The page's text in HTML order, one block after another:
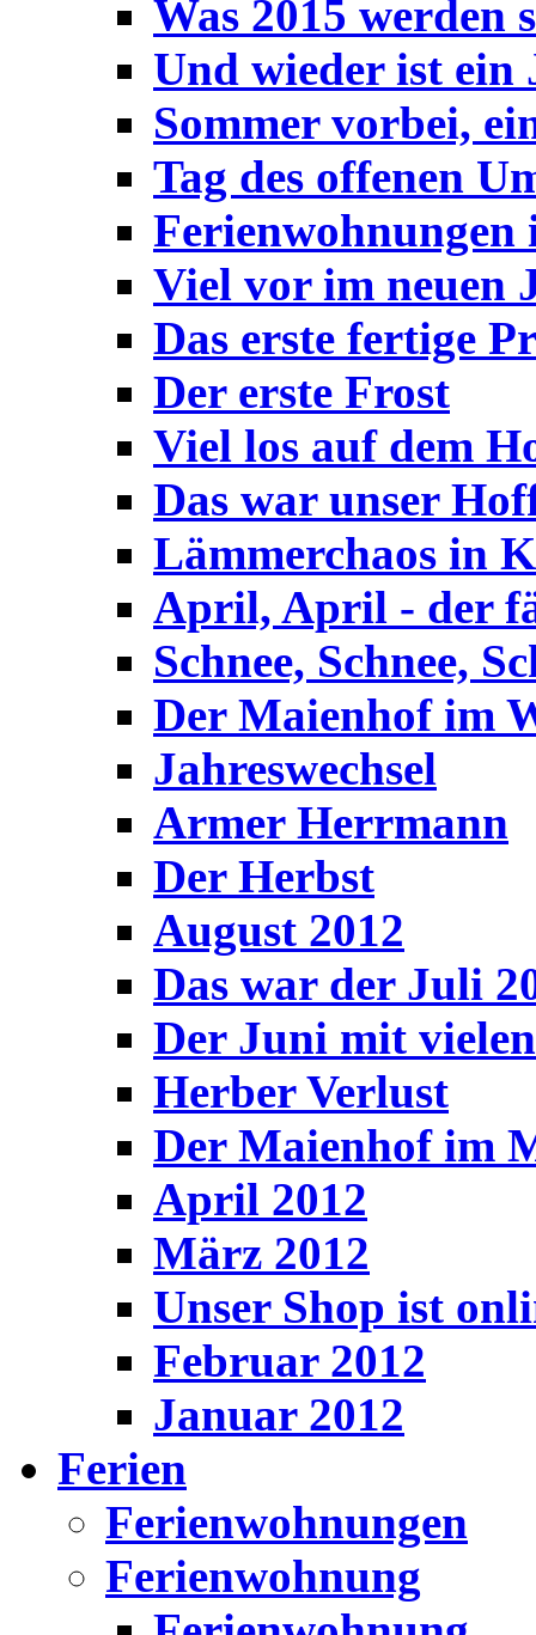
Was 2015 werden
Und wieder ist ein
Sommer vorbei,
Tag des offenen
Ferienwohnungen
Viel vor im neuen
Das erste fertige
Der erste Frost
Viel los auf dem
Das war unser
Lämmerchaos in
April, April - der
Schnee, Schnee,
Der Maienhof im
Jahreswechsel
Armer Herrmann
Der Herbst
August 2012
Das war der Juli
Der Juni mit
Herber Verlust
Der Maienhof im
April 2012
März 2012
Unser Shop ist
Februar 2012
Januar 2012
Ferien
Ferienwohnungen
Ferienwohnung